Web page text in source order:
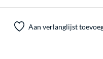
Aan verlanglijst